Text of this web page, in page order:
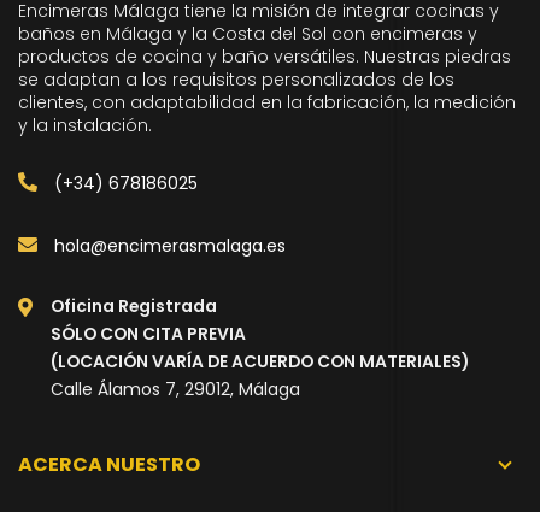
Encimeras Málaga tiene la misión de integrar cocinas y
baños en Málaga y la Costa del Sol con encimeras y
productos de cocina y baño versátiles. Nuestras piedras
se adaptan a los requisitos personalizados de los
clientes, con adaptabilidad en la fabricación, la medición
y la instalación.
(+34) 678186025
hola@encimerasmalaga.es
Oficina Registrada
SÓLO CON CITA PREVIA
(LOCACIÓN VARÍA DE ACUERDO CON MATERIALES)
Calle Álamos 7, 29012, Málaga
ACERCA NUESTRO